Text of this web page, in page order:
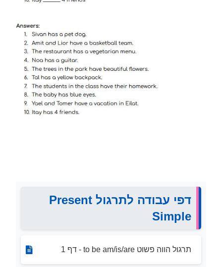
דפי עבודה לתרגול Present
Simple
תרגול הווה פשוט to be am/is/are - דף 1